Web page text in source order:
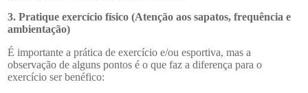
3. Pratique exercício físico (Atenção aos sapatos, frequência e
ambientação)
É importante a prática de exercício e/ou esportiva, mas a
observação de alguns pontos é o que faz a diferença para o
exercício ser benéfico: